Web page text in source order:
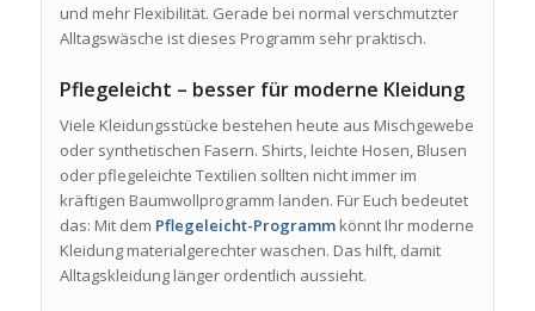
und mehr Flexibilität. Gerade bei normal verschmutzter
Alltagswäsche ist dieses Programm sehr praktisch.
Pflegeleicht – besser für moderne Kleidung
Viele Kleidungsstücke bestehen heute aus Mischgewebe
oder synthetischen Fasern. Shirts, leichte Hosen, Blusen
oder pflegeleichte Textilien sollten nicht immer im
kräftigen Baumwollprogramm landen. Für Euch bedeutet
das: Mit dem Pflegeleicht-Programmkönnt Ihr moderne
Kleidung materialgerechter waschen. Das hilft, damit
Alltagskleidung länger ordentlich aussieht.